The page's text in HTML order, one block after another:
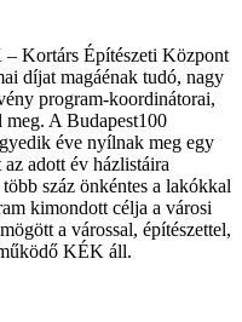
Kortárs Építészeti Központ
díjat magáénak tudó, nagy
program-koordinátorai,
A Budapest100
éve nyílnak meg egy
adott év házlistáira
száz önkéntes a lakókkal
kimondott célja a városi
a várossal, építészettel,
KÉK áll.